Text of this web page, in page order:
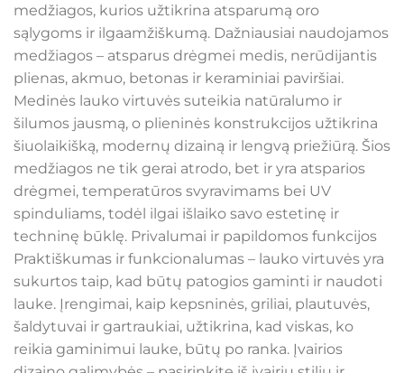
medžiagos, kurios užtikrina atsparumą oro
sąlygoms ir ilgaamžiškumą. Dažniausiai naudojamos
medžiagos – atsparus drėgmei medis, nerūdijantis
plienas, akmuo, betonas ir keraminiai paviršiai.
Medinės lauko virtuvės suteikia natūralumo ir
šilumos jausmą, o plieninės konstrukcijos užtikrina
šiuolaikišką, modernų dizainą ir lengvą priežiūrą. Šios
medžiagos ne tik gerai atrodo, bet ir yra atsparios
drėgmei, temperatūros svyravimams bei UV
spinduliams, todėl ilgai išlaiko savo estetinę ir
techninę būklę. Privalumai ir papildomos funkcijos
Praktiškumas ir funkcionalumas – lauko virtuvės yra
sukurtos taip, kad būtų patogios gaminti ir naudoti
lauke. Įrengimai, kaip kepsninės, griliai, plautuvės,
šaldytuvai ir gartraukiai, užtikrina, kad viskas, ko
reikia gaminimui lauke, būtų po ranka. Įvairios